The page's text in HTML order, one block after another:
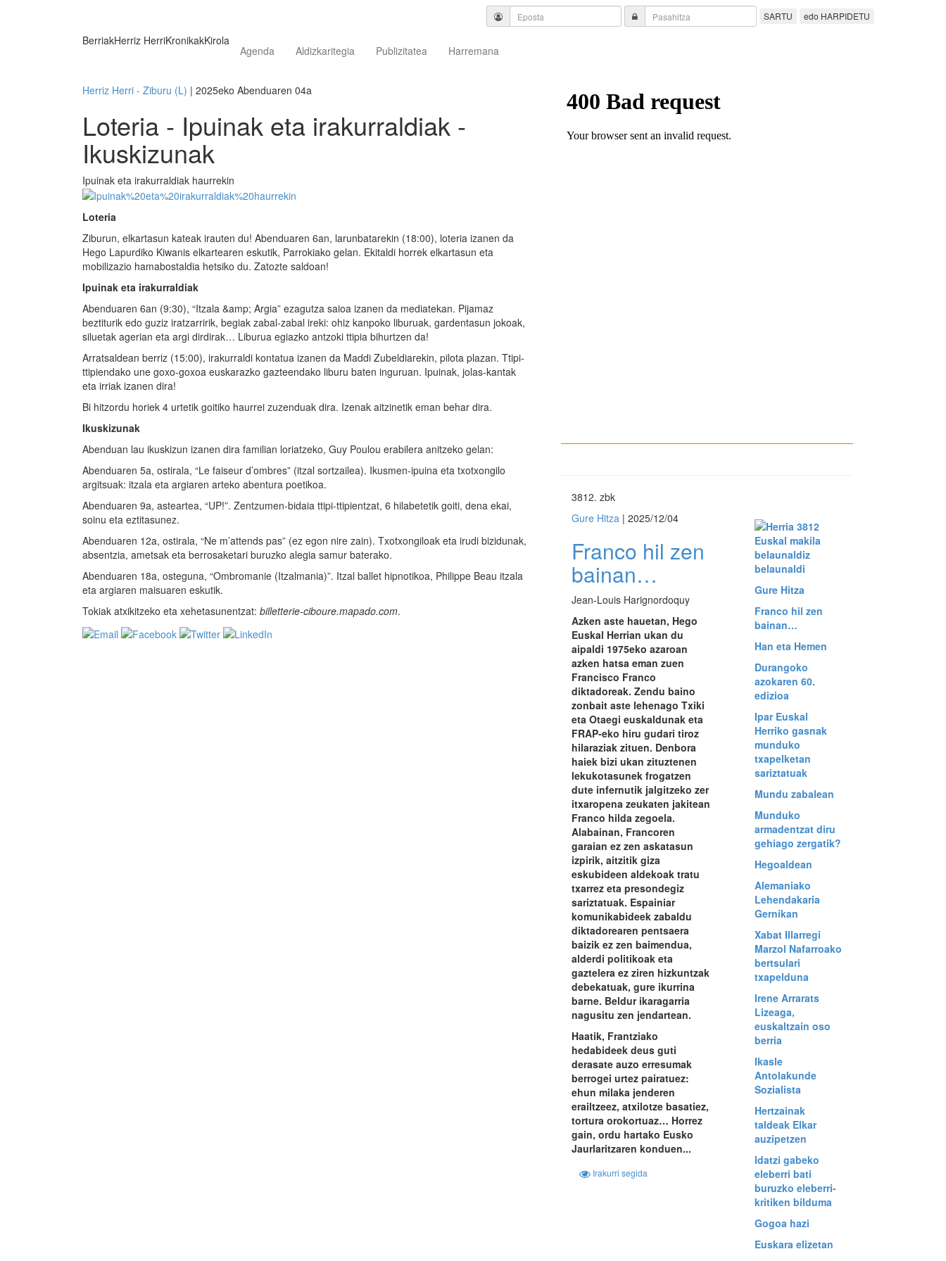
SARTU edo HARPIDETU
BerriakHerriz HerriKronikakKirola
Agenda Aldizkaritegia Publizitatea Harremana
Herriz Herri - Ziburu (L) | 2025eko Abenduaren 04a
Loteria - Ipuinak eta irakurraldiak -
Ikuskizunak
Ipuinak eta irakurraldiak haurrekin
Loteria
Ziburun, elkartasun kateak irauten du! Abenduaren 6an, larunbatarekin (18:00), loteria izanen da
Hego Lapurdiko Kiwanis elkartearen eskutik, Parrokiako gelan. Ekitaldi horrek elkartasun eta
mobilizazio hamabostaldia hetsiko du. Zatozte saldoan!
Ipuinak eta irakurraldiak
Abenduaren 6an (9:30), “Itzala &amp; Argia” ezagutza saioa izanen da mediatekan. Pijamaz
beztiturik edo guziz iratzarririk, begiak zabal-zabal ireki: ohiz kanpoko liburuak, gardentasun jokoak,
siluetak agerian eta argi dirdirak… Liburua egiazko antzoki ttipia bihurtzen da!
Arratsaldean berriz (15:00), irakurraldi kontatua izanen da Maddi Zubeldiarekin, pilota plazan. Ttipi-
ttipiendako une goxo-goxoa euskarazko gazteendako liburu baten inguruan. Ipuinak, jolas-kantak
eta irriak izanen dira!
Bi hitzordu horiek 4 urtetik goitiko haurrei zuzenduak dira. Izenak aitzinetik eman behar dira.
Ikuskizunak
Abenduan lau ikuskizun izanen dira familian loriatzeko, Guy Poulou erabilera anitzeko gelan:
Abenduaren 5a, ostirala, “Le faiseur d’ombres” (itzal sortzailea). Ikusmen-ipuina eta txotxongilo
argitsuak: itzala eta argiaren arteko abentura poetikoa.
Abenduaren 9a, asteartea, “UP!”. Zentzumen-bidaia ttipi-ttipientzat, 6 hilabetetik goiti, dena ekai,
soinu eta eztitasunez.
Abenduaren 12a, ostirala, “Ne m’attends pas” (ez egon nire zain). Txotxongiloak eta irudi bizidunak,
absentzia, ametsak eta berrosaketari buruzko alegia samur baterako.
Abenduaren 18a, osteguna, “Ombromanie (Itzalmania)”. Itzal ballet hipnotikoa, Philippe Beau itzala
eta argiaren maisuaren eskutik.
Tokiak atxikitzeko eta xehetasunentzat: billetterie-ciboure.mapado.com.
3812. zbk
Gure Hitza | 2025/12/04
Franco hil zen
bainan…
Jean-Louis Harignordoquy
Azken aste hauetan, Hego
Euskal Herrian ukan du
aipaldi 1975eko azaroan
azken hatsa eman zuen
Francisco Franco
diktadoreak. Zendu baino
zonbait aste lehenago Txiki
eta Otaegi euskaldunak eta
FRAP-eko hiru gudari tiroz
hilaraziak zituen. Denbora
haiek bizi ukan zituztenen
lekukotasunek frogatzen
dute infernutik jalgitzeko zer
itxaropena zeukaten jakitean
Franco hilda zegoela.
Alabainan, Francoren
garaian ez zen askatasun
izpirik, aitzitik giza
eskubideen aldekoak tratu
txarrez eta presondegiz
sariztatuak. Espainiar
komunikabideek zabaldu
diktadorearen pentsaera
baizik ez zen baimendua,
alderdi politikoak eta
gaztelera ez ziren hizkuntzak
debekatuak, gure ikurrina
barne. Beldur ikaragarria
nagusitu zen jendartean.
Haatik, Frantziako
hedabideek deus guti
derasate auzo erresumak
berrogei urtez pairatuez:
ehun milaka jenderen
erailtzeez, atxilotze basatiez,
tortura orokortuaz… Horrez
gain, ordu hartako Eusko
Jaurlaritzaren konduen...
Irakurri segida
Euskal makila
belaunaldiz
belaunaldi
Gure Hitza
Franco hil zen
bainan…
Han eta Hemen
Durangoko
azokaren 60.
edizioa
Ipar Euskal
Herriko gasnak
munduko
txapelketan
sariztatuak
Mundu zabalean
Munduko
armadentzat diru
gehiago zergatik?
Hegoaldean
Alemaniako
Lehendakaria
Gernikan
Xabat Illarregi
Marzol Nafarroako
bertsulari
txapelduna
Irene Arrarats
Lizeaga,
euskaltzain oso
berria
Ikasle
Antolakunde
Sozialista
Hertzainak
taldeak Elkar
auzipetzen
Idatzi gabeko
eleberri bati
buruzko eleberri-
kritiken bilduma
Gogoa hazi
Euskara elizetan